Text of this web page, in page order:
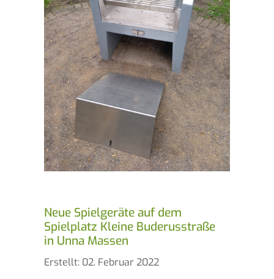
Neue Spielgeräte auf dem
Spielplatz Kleine Buderusstraße
in Unna Massen
Details
Erstellt: 02. Februar 2022